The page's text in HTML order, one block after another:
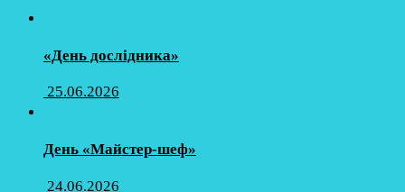
«День дослідника»
25.06.2026
День «Майстер-шеф»
24.06.2026